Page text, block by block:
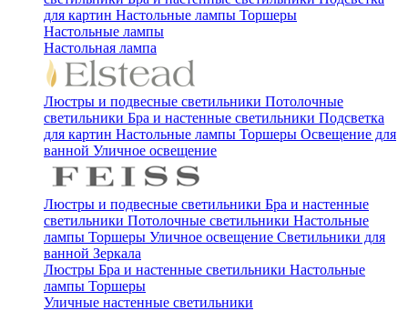
для картин Настольные лампы Торшеры
Настольные лампы
Настольная лампа
Люстры и подвесные светильники Потолочные
светильники Бра и настенные светильники Подсветка
для картин Настольные лампы Торшеры Освещение для
ванной Уличное освещение
Люстры и подвесные светильники Бра и настенные
светильники Потолочные светильники Настольные
лампы Торшеры Уличное освещение Светильники для
ванной Зеркала
Люстры Бра и настенные светильники Настольные
лампы Торшеры
Уличные настенные светильники